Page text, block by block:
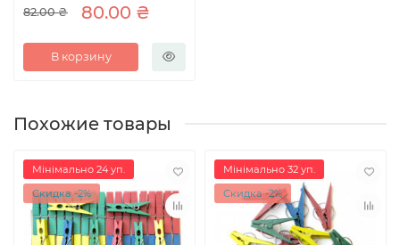
82.00 ₴ 80.00 ₴
В корзину
Похожие товары
Мінімально 24 уп.
Скидка -2%
Мінімально 32 уп.
Скидка -2%